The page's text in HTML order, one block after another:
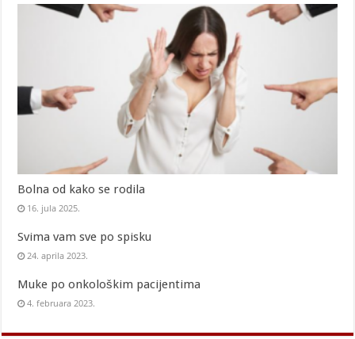
Bolna od kako se rodila
16. jula 2025.
Svima vam sve po spisku
24. aprila 2023.
Muke po onkološkim pacijentima
4. februara 2023.